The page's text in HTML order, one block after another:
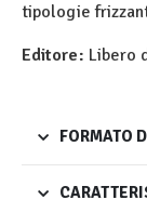
tipologie
Editore: Libero
FORMATO